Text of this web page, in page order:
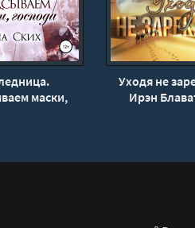
маски,
Уходя не
Ирэн